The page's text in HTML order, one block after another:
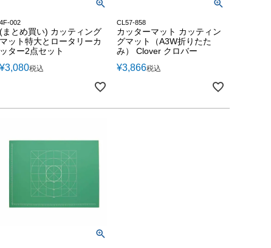
4F-002
(まとめ買い) カッティング
マット特大とロータリーカ
ッター2点セット
¥3,080税込
CL57-858
カッターマット カッティン
グマット（A3W折りたた
み） Clover クロバー
¥3,866税込